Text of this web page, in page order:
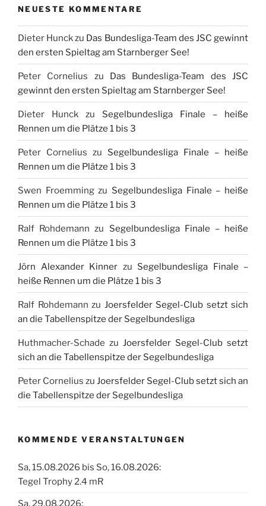
NEUESTE KOMMENTARE
Dieter Hunckzu Das Bundesliga-Team des JSC gewinnt
den ersten Spieltag am Starnberger See!
Peter Cornelius zu Das Bundesliga-Team des JSC
gewinnt den ersten Spieltag am Starnberger See!
Dieter Hunck zu Segelbundesliga Finale – heiße
Rennen um die Plätze 1 bis 3
Peter Cornelius zu Segelbundesliga Finale – heiße
Rennen um die Plätze 1 bis 3
Swen Froemmingzu Segelbundesliga Finale – heiße
Rennen um die Plätze 1 bis 3
Ralf Rohdemann zu Segelbundesliga Finale – heiße
Rennen um die Plätze 1 bis 3
Jörn Alexander Kinner zu Segelbundesliga Finale –
heiße Rennen um die Plätze 1 bis 3
Ralf Rohdemann zu Joersfelder Segel-Club setzt sich
an die Tabellenspitze der Segelbundesliga
Huthmacher-Schade zu Joersfelder Segel-Club setzt
sich an die Tabellenspitze der Segelbundesliga
Peter Cornelius zu Joersfelder Segel-Club setzt sich an
die Tabellenspitze der Segelbundesliga
KOMMENDE VERANSTALTUNGEN
Sa, 15.08.2026 bis So, 16.08.2026:
Tegel Trophy 2.4 mR
Sa, 29.08.2026: